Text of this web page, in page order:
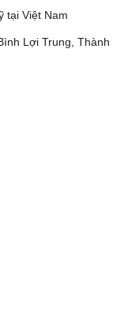
tại Việt Nam
Lợi Trung, Thành